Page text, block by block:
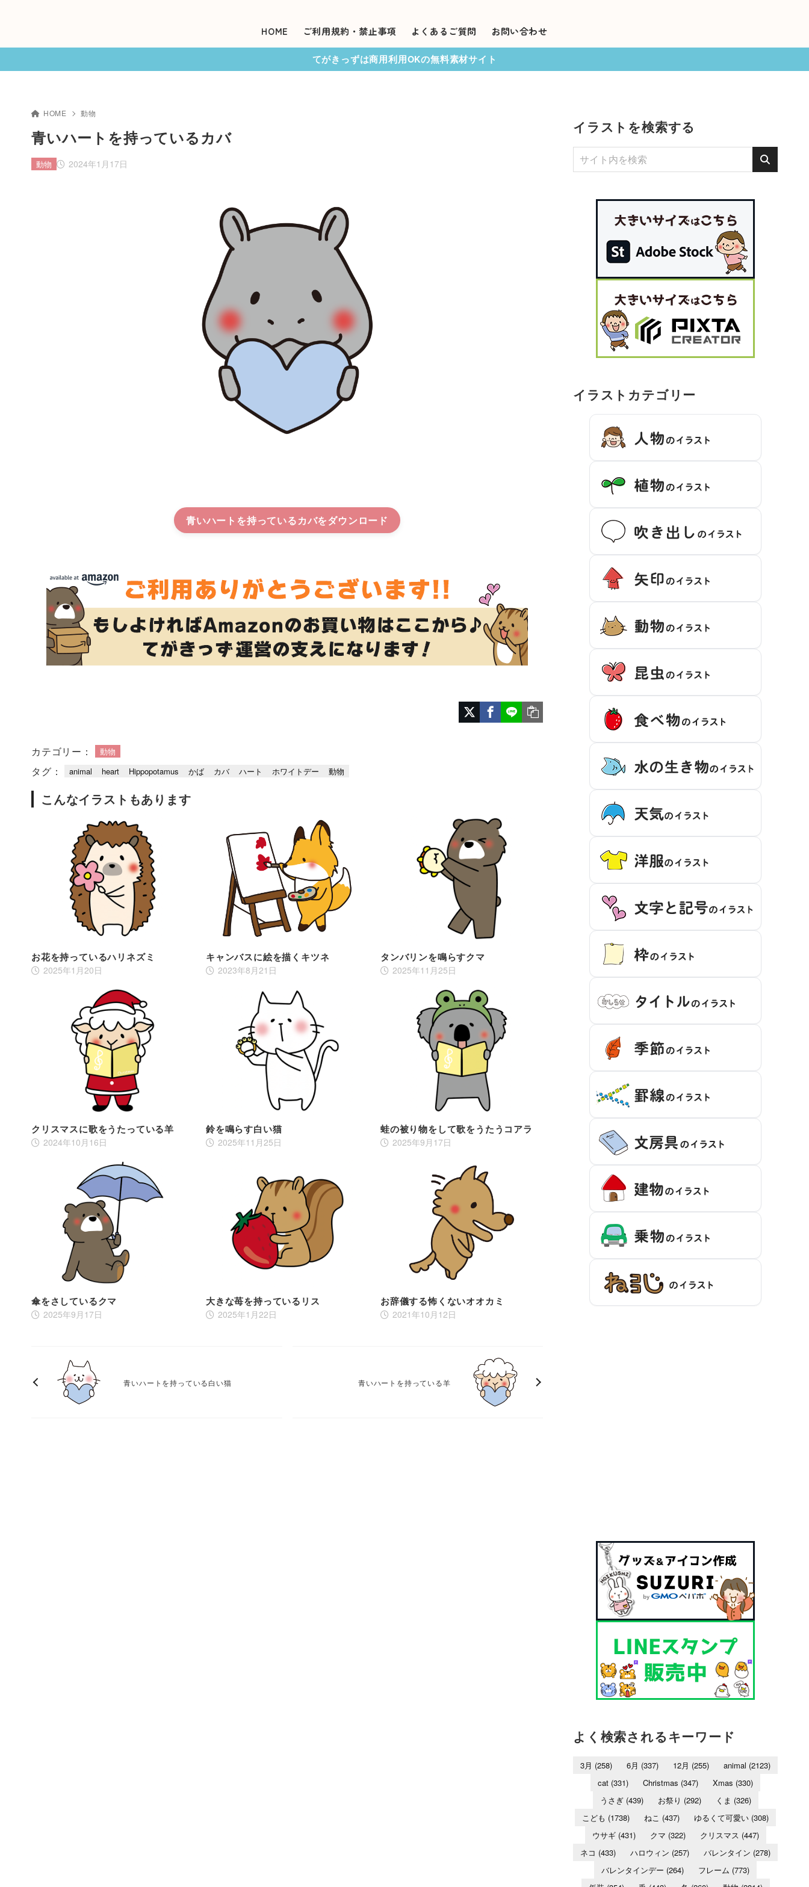
HOME ご利用規約・禁止事項 よくあるご質問 お問い合わせ
てがきっずは商用利用OKの無料素材サイト
HOME 動物
青いハートを持っているカバ
2024年1月17日
動物
青いハートを持っているカバ
カテゴリー： 動物
タグ： animal heart Hippopotamus かば カバ ハート ホワイトデー 動物
こんなイラストもあります
お花を持っているハリネズミ
2025年1月20日
キャンバスに絵を描くキツネ
2023年8月21日
タンバリンを鳴らすクマ
2025年11月25日
クリスマスに歌をうたっている羊
2024年10月16日
鈴を鳴らす白い猫
2025年11月25日
蛙の被り物をして歌をうたうコアラ
2025年9月17日
傘をさしているクマ
2025年9月17日
大きな苺を持っているリス
2025年1月22日
お辞儀する怖くないオオカミ
2021年10月12日
青いハートを持っている白い猫 青いハートを持っている羊
イラストを検索する
イラストカテゴリー
よく検索されるキーワード
3月 (258) 6月 (337) 12月 (255) animal (2123)
cat (331) Christmas (347) Xmas (330)
うさぎ(439) お祭り (292) くま (326)
こども (1738) ねこ (437) ゆるくて可愛い (308)
ウサギ(431) クマ (322) クリスマス (447)
ネコ (433) ハロウィン (257) バレンタイン (278)
バレンタインデー (264) フレーム (773)